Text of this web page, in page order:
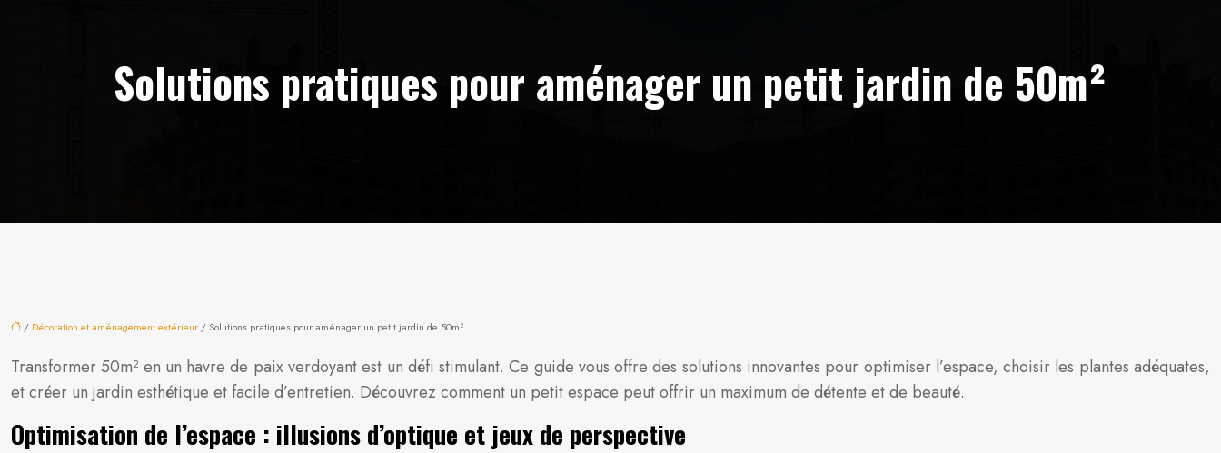
Solutions pratiques pour aménager un petit jardin de 50m²
/ Décoration et aménagement extérieur / Solutions pratiques pour aménager un petit jardin de 50m²
Transformer 50m² en un havre de paix verdoyant est un défi stimulant. Ce guide vous offre des solutions innovantes pour optimiser l’espace, choisir les plantes adéquates,
et créer un jardin esthétique et facile d’entretien. Découvrez comment un petit espace peut offrir un maximum de détente et de beauté.
Optimisation de l’espace : illusions d’optique et jeux de perspective